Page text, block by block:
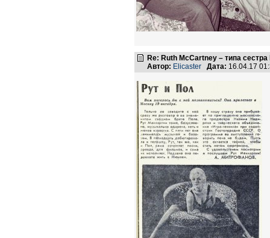
Re: Ruth McCartney – типа сестра
Автор: Elicaster Дата: 16.04.17